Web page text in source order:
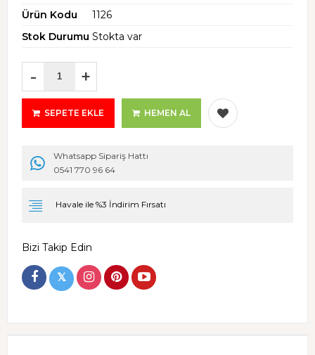
Ürün Kodu
1126
Stok Durumu Stokta var
- +
SEPETE EKLE HEMEN AL
Whatsapp Sipariş Hattı
0541 770 96 64
Havale ile %3 İndirim Fırsatı
Bizi Takip Edin
𝕏